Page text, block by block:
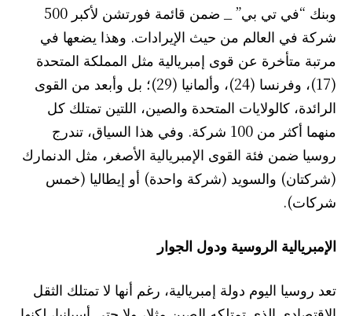
وبنك “في تي بي” _ ضمن قائمة فورتشن لأكبر 500
شركة في العالم من حيث الإيرادات. وهذا يضعها في
مرتبة متأخرة عن قوى إمبريالية مثل المملكة المتحدة
(17)، وفرنسا (24)، وألمانيا (29)؛ بل وأبعد من القوى
الرائدة، كالولايات المتحدة والصين، اللتين تمتلك كل
منهما أكثر من 100 شركة. وفي هذا السياق، تندرج
روسيا ضمن فئة القوى الإمبريالية الأصغر، مثل الدنمارك
(شركتان) والسويد (شركة واحدة) أو إيطاليا (خمس
شركات).
الإمبريالية الروسية ودول الجوار
تعد روسيا اليوم دولة إمبريالية، رغم أنها لا تمتلك الثقل